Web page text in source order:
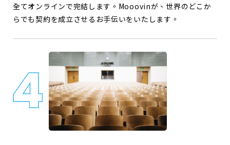
全てオンラインで完結します。Mooovinが、世界のどこか
らでも契約を成立させるお手伝いをいたします。